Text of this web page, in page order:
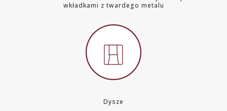
wkładkami z twardego metalu
Dysze